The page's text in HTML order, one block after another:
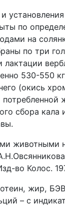
установления
по
на
по три
лактации
530-550
(окись
потребленной
сбора кала
животными
во Колос.
жир,
– с